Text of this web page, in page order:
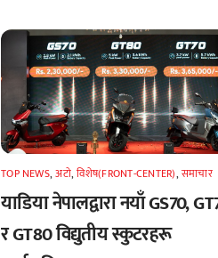
TOP NEWS,अटाे,विशेष(FRONT-CENTER),समाचार
याडिया नेपालद्वारा नयाँ GS70,
र GT80 विद्युतीय स्कुटरहरू